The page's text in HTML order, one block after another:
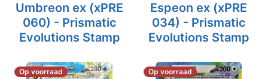
Umbreon ex (xPRE
060) - Prismatic
Evolutions Stamp
Espeon ex (xPRE
034) - Prismatic
Evolutions Stamp
Op voorraad Op voorraad